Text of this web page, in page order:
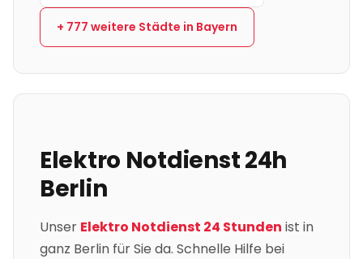
+ 777 weitere Städte in Bayern
Elektro Notdienst 24h
Berlin
Unser Elektro Notdienst 24 Stunden ist in
ganz Berlin für Sie da. Schnelle Hilfe bei